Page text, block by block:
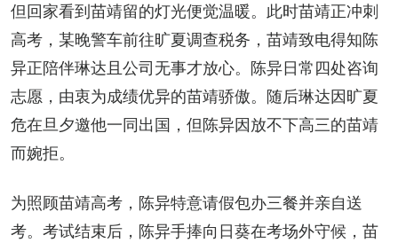
但回家看到苗靖留的灯光便觉温暖。此时苗靖正冲刺
高考，某晚警车前往旷夏调查税务，苗靖致电得知陈
异正陪伴琳达且公司无事才放心。陈异日常四处咨询
志愿，由衷为成绩优异的苗靖骄傲。随后琳达因旷夏
危在旦夕邀他一同出国，但陈异因放不下高三的苗靖
而婉拒。
为照顾苗靖高考，陈异特意请假包办三餐并亲自送
考。考试结束后，陈异手捧向日葵在考场外守候，苗